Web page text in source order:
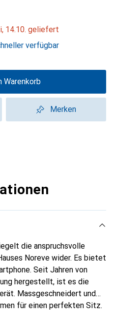
14.10. geliefert
verfügbar
Warenkorb
Merken
die anspruchsvolle
Noreve wider. Es bietet
Seit Jahren von
hergestellt, ist es die
Massgeschneidert und
für einen perfekten Sitz.